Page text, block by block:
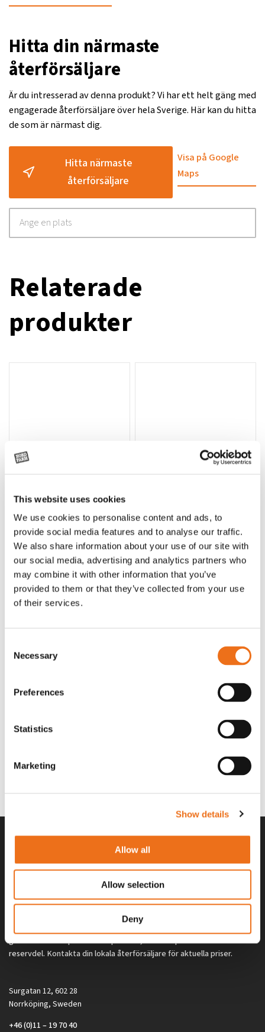
This website uses cookies
We use cookies to personalise content and ads, to
provide social media features and to analyse our traffic.
We also share information about your use of our site with
our social media, advertising and analytics partners who
may combine it with other information that you’ve
provided to them or that they’ve collected from your use
of their services.
Selection
Necessary
Preferences
Statistics
Marketing
Show details
Allow all
Allow selection
Deny
Hitta din närmaste
återförsäljare
Är du intresserad av denna produkt? Vi har ett helt gäng med
engagerade återförsäljare över hela Sverige. Här kan du hitta
de som är närmast dig.
Hitta närmaste
återförsäljare
Visa på Google
Maps
Relaterade
produkter
Lägg till i varukorg
T-shirt Avant barn grön 92 cm
G0007
(ex. moms)
T-shirt Avant barn grön 104-110
cm
G0010
(ex. moms)
Lägg till i varukorg
T-shirt grå xl med
T-shirt svart 2xl med avant-
Alla priser på tillbehör och tillval gäller vid köp av ny maskin. Priserna
gäller inte vid köp av enskild produkt, till exempel
reservdel. Kontakta din lokala återförsäljare för aktuella priser.
Surgatan 12, 602 28
Norrköping, Sweden
+46 (0)11 – 19 70 40